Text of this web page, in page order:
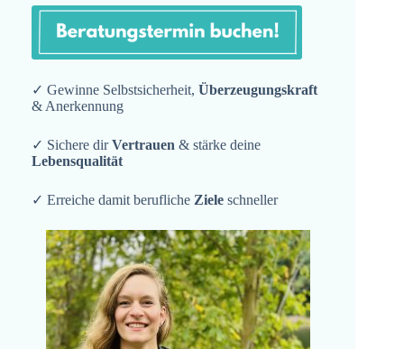
✓ Gewinne Selbstsicherheit, Überzeugungskraft
& Anerkennung
✓ Sichere dirVertrauen & stärke deine
Lebensqualität
✓ Erreiche damit berufliche Ziele schneller